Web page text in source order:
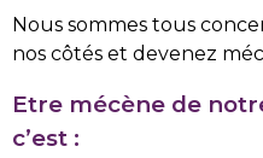
Nous sommes tous
nos côtés et devenez
Etre mécène de
c’est :